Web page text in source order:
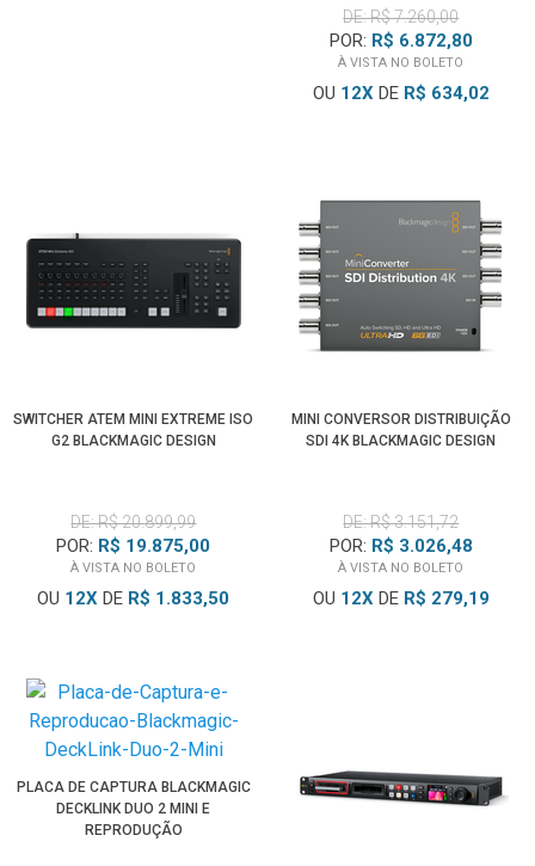
DE: R$ 7.260,00
POR: R$ 6.872,80
À VISTA NO BOLETO
OU 12XDE R$ 634,02
SWITCHER ATEM MINI EXTREME ISO
G2 BLACKMAGIC DESIGN
DE: R$ 20.899,99
POR: R$ 19.875,00
À VISTA NO BOLETO
OU 12X DE R$ 1.833,50
MINI CONVERSOR DISTRIBUIÇÃO
SDI 4K BLACKMAGIC DESIGN
DE: R$ 3.151,72
POR: R$ 3.026,48
À VISTA NO BOLETO
OU 12XDE R$ 279,19
PLACA DE CAPTURA BLACKMAGIC
DECKLINK DUO 2 MINI E
REPRODUÇÃO